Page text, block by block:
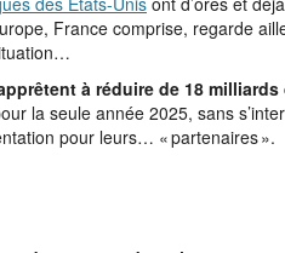
France comprise, regarde
à réduire de 18
la seule année 2025, sans
pour leurs… « partenaires ».